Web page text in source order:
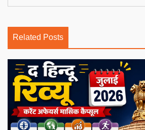
Related Posts